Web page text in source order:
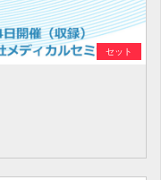
セット